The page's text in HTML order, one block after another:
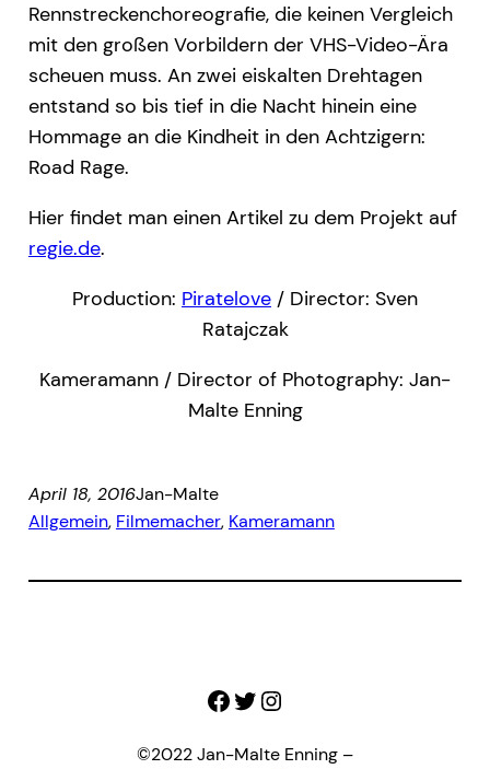
Rennstreckenchoreografie, die keinen Vergleich
mit den großen Vorbildern der VHS-Video-Ära
scheuen muss. An zwei eiskalten Drehtagen
entstand so bis tief in die Nacht hinein eine
Hommage an die Kindheit in den Achtzigern:
Road Rage.
Hier findet man einen Artikel zu dem Projekt auf
regie.de.
Production: Piratelove / Director: Sven
Ratajczak
Kameramann / Director of Photography: Jan-
Malte Enning
April 18, 2016Jan-Malte
Allgemein, Filmemacher, Kameramann
Facebook
Twitter
Instagram
©2022 Jan-Malte Enning –